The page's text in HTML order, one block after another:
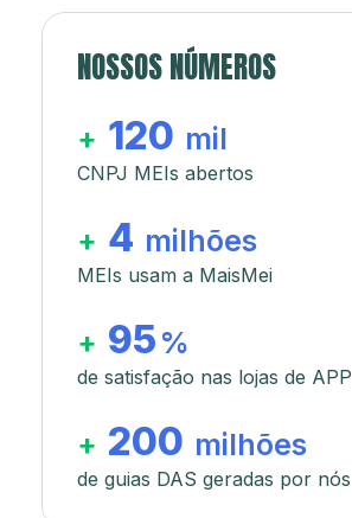
NOSSOS NÚMEROS
+ 120 mil
CNPJ MEIs abertos
+ 4 milhões
MEIs usam a MaisMei
+ 95 %
de satisfação nas lojas de APP
+ 200 milhões
de guias DAS geradas por nós